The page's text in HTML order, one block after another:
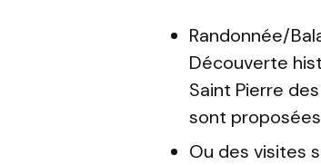
Randonnée/
Découverte
Saint Pierre
sont
Ou des visites